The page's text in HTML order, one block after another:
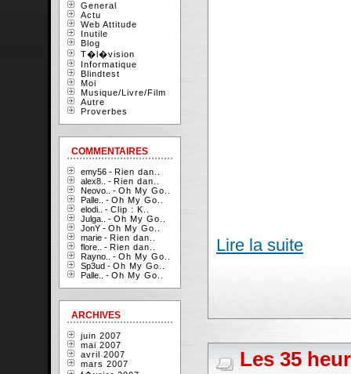
Lire la suite
Les 35
General
Actu
Web Attitude
Inutile
Blog
T�l�vision
Informatique
Blindtest
Moi
Musique/Livre/Film
Autre
Proverbes
COMMENTAIRES
emy56 - Rien dan..
alex8.. - Rien dan..
Neovo.. - Oh My Go..
Palle.. - Oh My Go..
elodi.. - Clip : K..
Julga.. - Oh My Go..
JonY - Oh My Go..
marie - Rien dan..
flore.. - Rien dan..
Rayno.. - Oh My Go..
Sp3ud - Oh My Go..
Palle.. - Oh My Go..
ARCHIVES
juin 2007
mai 2007
avril 2007
mars 2007